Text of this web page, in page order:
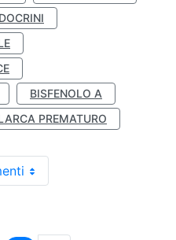
BISFENOLO A
PREMATURO